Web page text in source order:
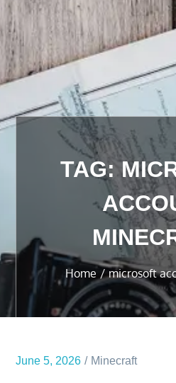
TAG:
Home microsoft
June 5, 2026 Minecraft